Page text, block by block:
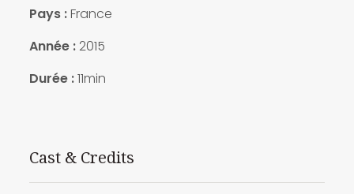
Pays :France
Année :2015
Durée :11min
Cast & Credits